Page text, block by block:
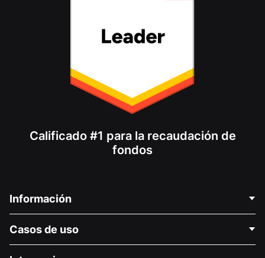
Calificado #1 para la recaudación de
fondos
Información
Acerca de nosotros
Casos de uso